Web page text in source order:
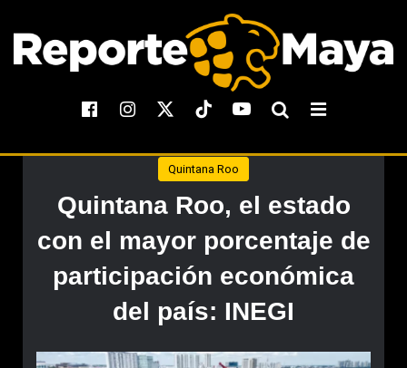
Quintana Roo
Quintana Roo, el estado
con el mayor porcentaje de
participación económica
del país: INEGI